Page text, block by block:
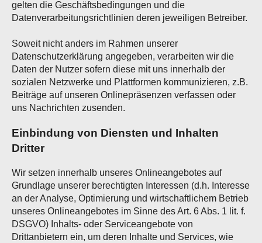
gelten die Geschäftsbedingungen und die
Datenverarbeitungsrichtlinien deren jeweiligen Betreiber.
Soweit nicht anders im Rahmen unserer
Datenschutzerklärung angegeben, verarbeiten wir die
Daten der Nutzer sofern diese mit uns innerhalb der
sozialen Netzwerke und Plattformen kommunizieren, z.B.
Beiträge auf unseren Onlinepräsenzen verfassen oder
uns Nachrichten zusenden.
Einbindung von Diensten und Inhalten
Dritter
Wir setzen innerhalb unseres Onlineangebotes auf
Grundlage unserer berechtigten Interessen (d.h. Interesse
an der Analyse, Optimierung und wirtschaftlichem Betrieb
unseres Onlineangebotes im Sinne des Art. 6 Abs. 1 lit. f.
DSGVO) Inhalts- oder Serviceangebote von
Drittanbietern ein, um deren Inhalte und Services, wie